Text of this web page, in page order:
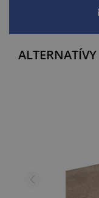
ALTERNATÍVY